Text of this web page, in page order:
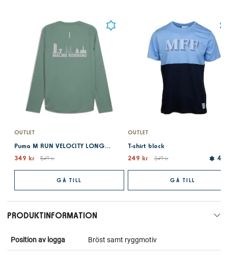
OUTLET
Puma M RUN VELOCITY LONG SLEEVE (POLY) Green
349 kr
549 kr
GÅ TILL
OUTLET
T-shirt block
249 kr
349 kr 4.0
GÅ TILL
PRODUKTINFORMATION
Position av logga Bröst samt ryggmotiv